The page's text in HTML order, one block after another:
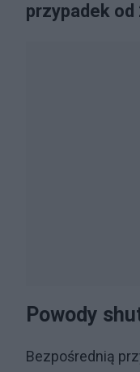
przypadek od
Powody
Bezpośrednią